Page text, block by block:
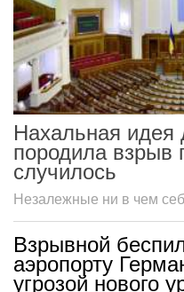
Нахальная идея
породила взрыв
случилось
Незалежные ни в чем
Взрывной
аэропорту
угрозой нового